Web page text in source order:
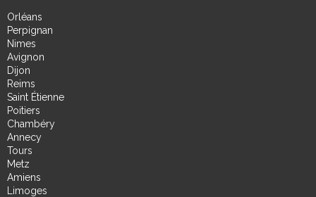
Orléans
Perpignan
Nimes
Avignon
Dijon
Reims
Saint Étienne
Poitiers
Chambéry
Annecy
Tours
Metz
Amiens
Limoges